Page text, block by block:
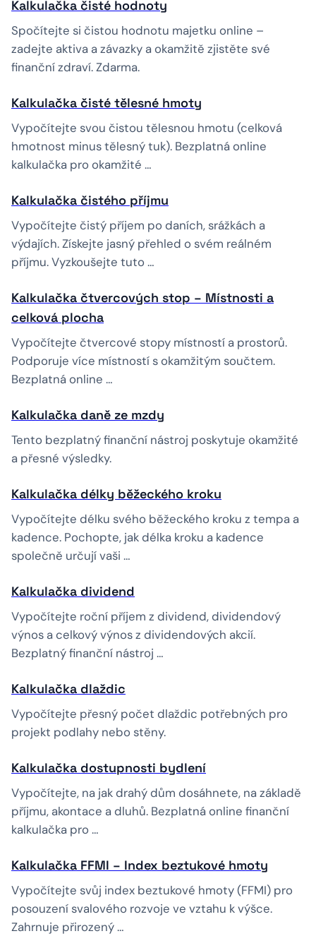
Kalkulačka čisté hodnoty
Spočítejte si čistou hodnotu majetku online –
zadejte aktiva a závazky a okamžitě zjistěte své
finanční zdraví. Zdarma.
Kalkulačka čisté tělesné hmoty
Vypočítejte svou čistou tělesnou hmotu (celková
hmotnost minus tělesný tuk). Bezplatná online
kalkulačka pro okamžité …
Kalkulačka čistého příjmu
Vypočítejte čistý příjem po daních, srážkách a
výdajích. Získejte jasný přehled o svém reálném
příjmu. Vyzkoušejte tuto …
Kalkulačka čtvercových stop – Místnosti a
celková plocha
Vypočítejte čtvercové stopy místností a prostorů.
Podporuje více místností s okamžitým součtem.
Bezplatná online …
Kalkulačka daně ze mzdy
Tento bezplatný finanční nástroj poskytuje okamžité
a přesné výsledky.
Kalkulačka délky běžeckého kroku
Vypočítejte délku svého běžeckého kroku z tempa a
kadence. Pochopte, jak délka kroku a kadence
společně určují vaši …
Kalkulačka dividend
Vypočítejte roční příjem z dividend, dividendový
výnos a celkový výnos z dividendových akcií.
Bezplatný finanční nástroj …
Kalkulačka dlaždic
Vypočítejte přesný počet dlaždic potřebných pro
projekt podlahy nebo stěny.
Kalkulačka dostupnosti bydlení
Vypočítejte, na jak drahý dům dosáhnete, na základě
příjmu, akontace a dluhů. Bezplatná online finanční
kalkulačka pro …
Kalkulačka FFMI – Index beztukové hmoty
Vypočítejte svůj index beztukové hmoty (FFMI) pro
posouzení svalového rozvoje ve vztahu k výšce.
Zahrnuje přirozený …